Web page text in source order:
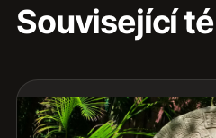
Související